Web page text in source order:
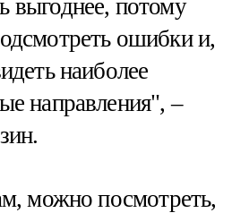
выгоднее, потому
ошибки и,
наиболее
направления", –
можно посмотреть,